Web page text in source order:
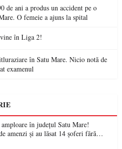
ani a produs un accident pe o
O femeie a ajuns la spital
în Liga 2!
în Satu Mare. Nicio notă de
examenul
în județul Satu Mare!
amenzi și au lăsat 14 șoferi fără